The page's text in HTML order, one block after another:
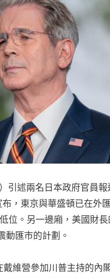
引述兩名日本政府官員
，東京與華盛頓已在外
位。另一邊廂，美國財
動匯市的計劃。
維營參加川普主持的內